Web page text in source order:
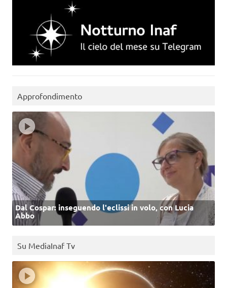
Approfondimento
Dal Cospar: inseguendo l'eclissi in volo, con Lucia
Abbo
Su MediaInaf Tv